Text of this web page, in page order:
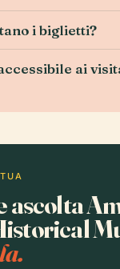
i biglietti?
ai
ascolta